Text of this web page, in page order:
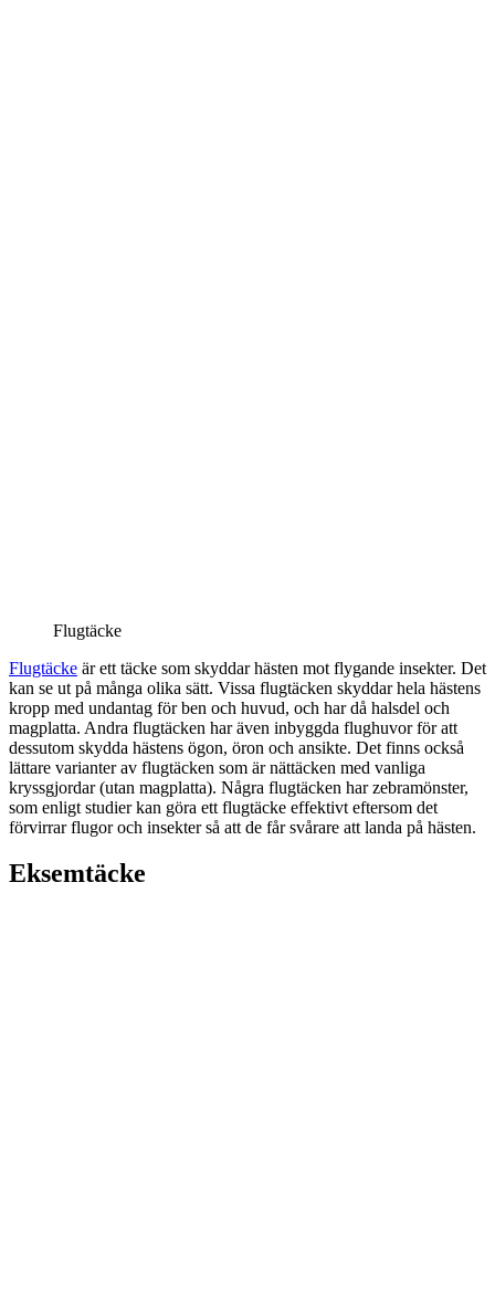
Flugtäcke
Flugtäcke är ett täcke som skyddar hästen mot flygande insekter. Det
kan se ut på många olika sätt. Vissa flugtäcken skyddar hela hästens
kropp med undantag för ben och huvud, och har då halsdel och
magplatta. Andra flugtäcken har även inbyggda flughuvor för att
dessutom skydda hästens ögon, öron och ansikte. Det finns också
lättare varianter av flugtäcken som är nättäcken med vanliga
kryssgjordar (utan magplatta). Några flugtäcken har zebramönster,
som enligt studier kan göra ett flugtäcke effektivt eftersom det
förvirrar flugor och insekter så att de får svårare att landa på hästen.
Eksemtäcke